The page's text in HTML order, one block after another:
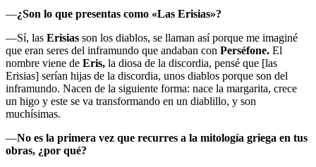
—¿Son lo que presentas como «Las Erisias»?
—Sí, las Erisias son los diablos, se llaman así porque me imaginé
que eran seres del inframundo que andaban con Perséfone. El
nombre viene de Eris, la diosa de la discordia, pensé que [las
Erisias] serían hijas de la discordia, unos diablos porque son del
inframundo. Nacen de la siguiente forma: nace la margarita, crece
un higo y este se va transformando en un diablillo, y son
muchísimas.
—No es la primera vez que recurres a la mitología griega en tus
obras, ¿por qué?